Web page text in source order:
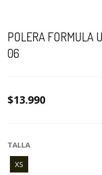
POLERA FORMULA
06
$13.990
TALLA
XS